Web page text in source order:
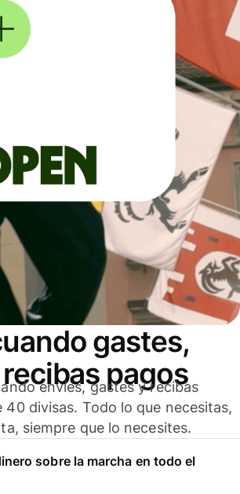
gastes,
pagos
envíes, gastes y recibas
40 divisas. Todo lo que necesitas,
siempre que lo necesites.
sobre la marcha en todo el